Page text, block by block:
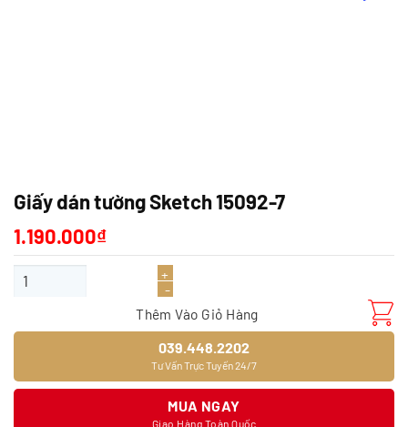
Giấy dán tường Sketch 15092-7
1.190.000₫
Giấy dán tường Sketch 15092-7 số lượng
Thêm Vào Giỏ Hàng
039.448.2202
Tư Vấn Trực Tuyến 24/7
MUA NGAY
Giao Hàng Toàn Quốc